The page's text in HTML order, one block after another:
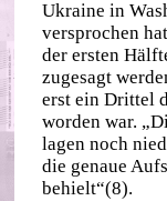
Ukraine in
versprochen
der ersten
zugesagt
erst ein Drittel
worden war.
lagen noch
die genaue
behielt“(8).